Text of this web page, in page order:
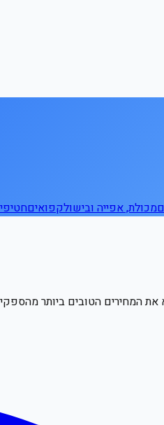
מכולת, אפייה ובישולקפואים
המחירים הטובים ביותר